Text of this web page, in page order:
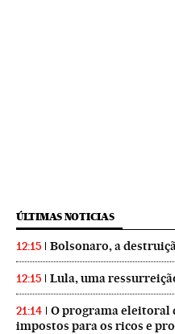
ÚLTIMAS NOTICIAS
12:15 Bolsonaro, a
12:15 Lula, uma
21:14
O programa eleitoral
impostos para os ricos e